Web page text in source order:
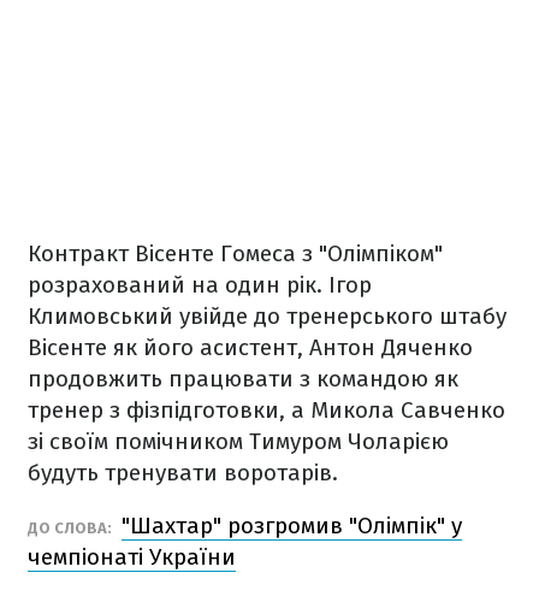
Контракт Вісенте Гомеса з "Олімпіком"
розрахований на один рік. Ігор
Климовський увійде до тренерського штабу
Вісенте як його асистент, Антон Дяченко
продовжить працювати з командою як
тренер з фізпідготовки, а Микола Савченко
зі своїм помічником Тимуром Чоларією
будуть тренувати воротарів.
ДО СЛОВА:
"Шахтар" розгромив "Олімпік" у
чемпіонаті України